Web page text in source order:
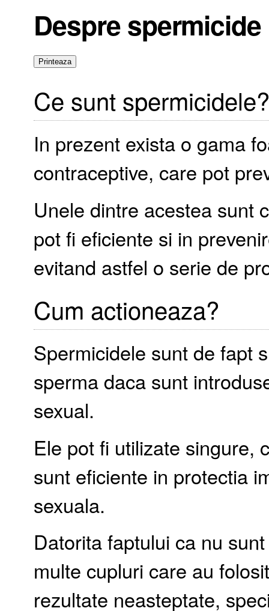
Despre spermicide
Ce sunt
In prezent exista o gama
contraceptive, care pot
Unele dintre acestea sunt
pot fi eficiente si in
evitand astfel o serie de
Cum actioneaza?
Spermicidele sunt de fapt
sperma daca sunt
sexual.
Ele pot fi utilizate singure,
sunt eficiente in protectia
sexuala.
Datorita faptului ca nu
multe cupluri care au
rezultate neasteptate,